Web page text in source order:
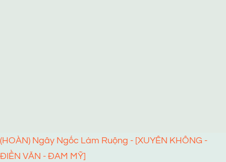
(HOÀN) Ngây Ngốc Làm Ruộng - [XUYÊN KHÔNG -
ĐIỀN VĂN - ĐAM MỸ]